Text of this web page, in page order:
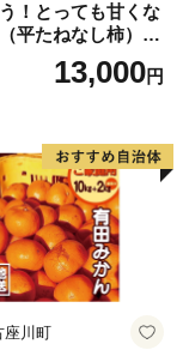
！とっても甘くな
平たねなし柿）吊
約1.5～2kg 約6～1
13,000円
座川町